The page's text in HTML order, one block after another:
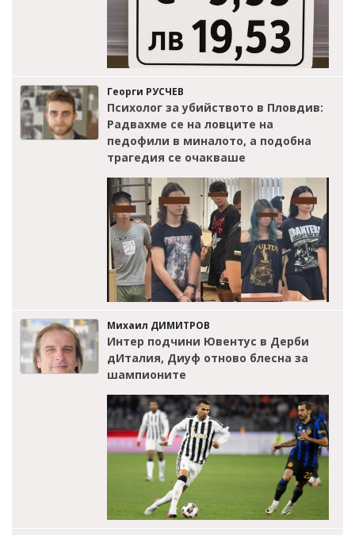
Георги РУСЧЕВ
Психолог за убийството в Пловдив:
Радвахме се на ловците на
педофили в миналото, а подобна
трагедия се очакваше
Михаил ДИМИТРОВ
Интер подчини Ювентус в Дерби
дИталия, Диуф отново блесна за
шампионите